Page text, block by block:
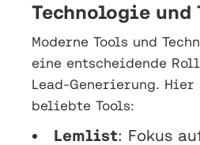
Technologie und
Moderne Tools und
eine entscheidende
Lead-Generierung.
beliebte Tools:
Lemlist: Fokus